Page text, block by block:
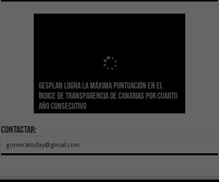
Gesplan logra la máxima puntuación en el
Índice de Transparencia de Canarias por cuarto
año consecutivo
El Gobierno canario concede ayudas del
POSEICAN-Pesca al sector por valor de 7,09 M€
tras aumentar las cuantías
Transición Ecológica coordina con Ashotel su
adhesión a la Red de Refugios Climáticos de
Canarias
Visocan incorpora 170 pisos a su parque de
vivienda protegida en régimen de alquiler
asequible de Tenerife
Sanidad refuerza la capacidad diagnóstica de
los centros de salud con el impulso de la
ecografía clínica
El Gobierno de Canarias convoca el Concurso de
Sal Marina Agrocanarias 2026
Contactar:
gomeratoday@gmail.com